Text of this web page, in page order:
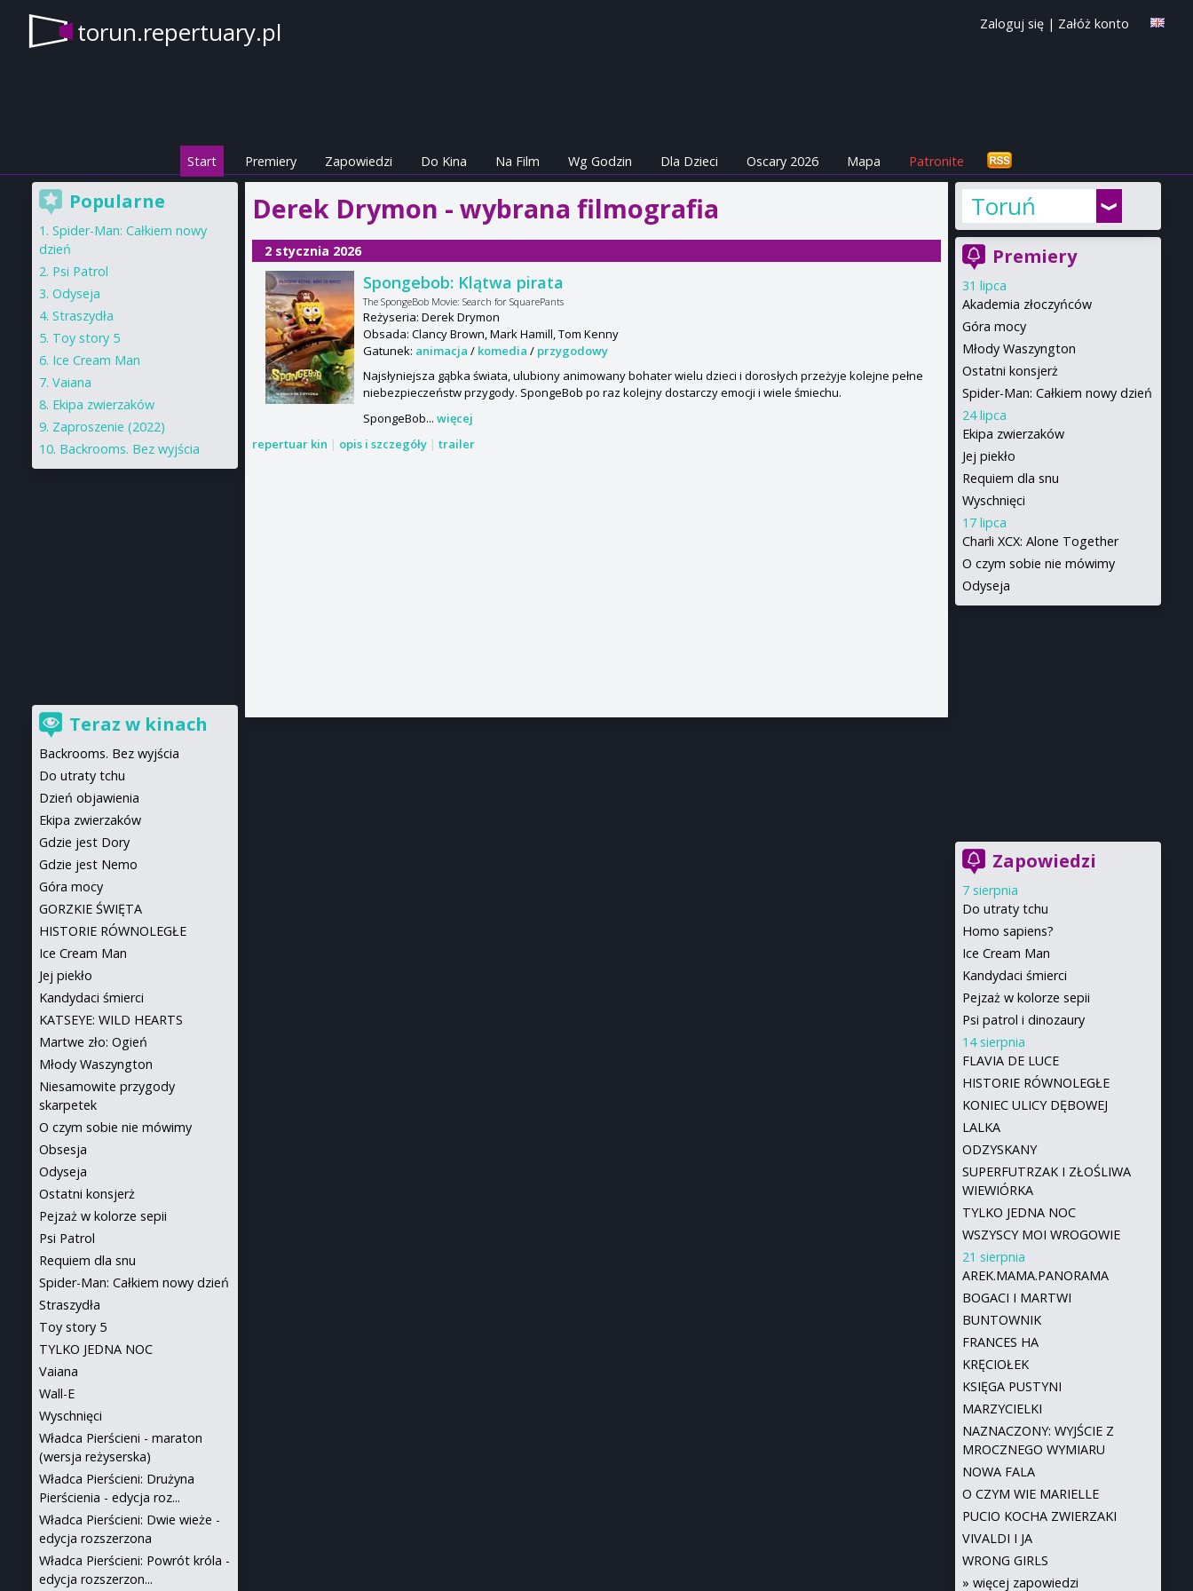
torun.repertuary.pl Zaloguj się | Załóż konto
Start Premiery Zapowiedzi Do Kina Na Film Wg Godzin Dla Dzieci Oscary 2026 Mapa Patronite
Derek Drymon - wybrana filmografia
2 stycznia 2026
Spongebob: Klątwa pirata
The SpongeBob Movie: Search for SquarePants
Reżyseria: Derek Drymon
Obsada: Clancy Brown, Mark Hamill, Tom Kenny
Gatunek: animacja / komedia / przygodowy
Najsłyniejsza gąbka świata, ulubiony animowany bohater wielu dzieci i dorosłych przeżyje kolejne pełne
niebezpieczeństw przygody. SpongeBob po raz kolejny dostarczy emocji i wiele śmiechu.
SpongeBob... więcej
repertuar kin | opis i szczegóły | trailer
Toruń
Premiery
31 lipca
Akademia złoczyńców
Góra mocy
Młody Waszyngton
Ostatni konsjerż
Spider-Man: Całkiem nowy dzień
24 lipca
Ekipa zwierzaków
Jej piekło
Requiem dla snu
Wyschnięci
17 lipca
Charli XCX: Alone Together
O czym sobie nie mówimy
Odyseja
Zapowiedzi
7 sierpnia
Do utraty tchu
Homo sapiens?
Ice Cream Man
Kandydaci śmierci
Pejzaż w kolorze sepii
Psi patrol i dinozaury
14 sierpnia
FLAVIA DE LUCE
HISTORIE RÓWNOLEGŁE
KONIEC ULICY DĘBOWEJ
LALKA
ODZYSKANY
SUPERFUTRZAK I ZŁOŚLIWA
WIEWIÓRKA
TYLKO JEDNA NOC
WSZYSCY MOI WROGOWIE
21 sierpnia
AREK.MAMA.PANORAMA
BOGACI I MARTWI
BUNTOWNIK
FRANCES HA
KRĘCIOŁEK
KSIĘGA PUSTYNI
MARZYCIELKI
NAZNACZONY: WYJŚCIE Z
MROCZNEGO WYMIARU
NOWA FALA
O CZYM WIE MARIELLE
PUCIO KOCHA ZWIERZAKI
VIVALDI I JA
WRONG GIRLS
» więcej zapowiedzi
Popularne
Spider-Man: Całkiem nowy
dzień
Psi Patrol
Odyseja
Straszydła
Toy story 5
Ice Cream Man
Vaiana
Ekipa zwierzaków
Zaproszenie (2022)
Backrooms. Bez wyjścia
Teraz w kinach
Backrooms. Bez wyjścia
Do utraty tchu
Dzień objawienia
Ekipa zwierzaków
Gdzie jest Dory
Gdzie jest Nemo
Góra mocy
GORZKIE ŚWIĘTA
HISTORIE RÓWNOLEGŁE
Ice Cream Man
Jej piekło
Kandydaci śmierci
KATSEYE: WILD HEARTS
Martwe zło: Ogień
Młody Waszyngton
Niesamowite przygody
skarpetek
O czym sobie nie mówimy
Obsesja
Odyseja
Ostatni konsjerż
Pejzaż w kolorze sepii
Psi Patrol
Requiem dla snu
Spider-Man: Całkiem nowy dzień
Straszydła
Toy story 5
TYLKO JEDNA NOC
Vaiana
Wall-E
Wyschnięci
Władca Pierścieni - maraton
(wersja reżyserska)
Władca Pierścieni: Drużyna
Pierścienia - edycja roz...
Władca Pierścieni: Dwie wieże -
edycja rozszerzona
Władca Pierścieni: Powrót króla -
edycja rozszerzon...